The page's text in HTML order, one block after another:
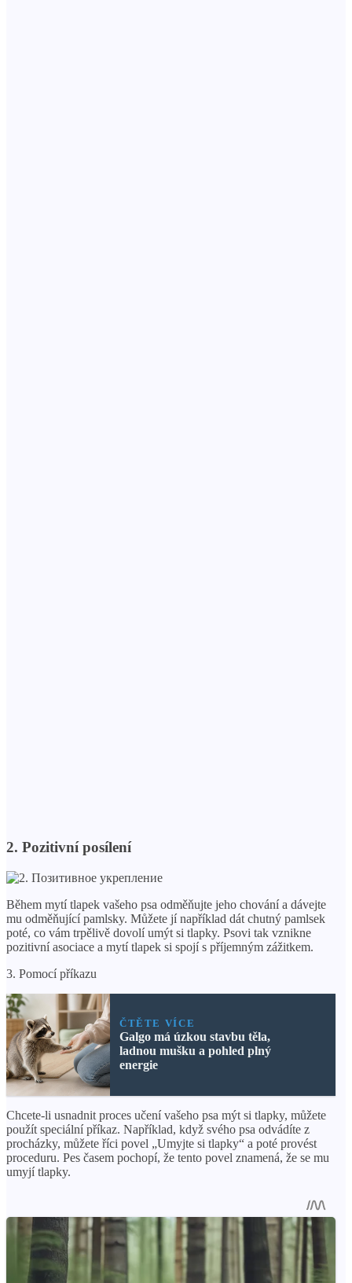
2. Pozitivní posílení
Během mytí tlapek vašeho psa odměňujte jeho chování a dávejte
mu odměňující pamlsky. Můžete jí například dát chutný pamlsek
poté, co vám trpělivě dovolí umýt si tlapky. Psovi tak vznikne
pozitivní asociace a mytí tlapek si spojí s příjemným zážitkem.
3. Pomocí příkazu
ČTĚTE VÍCE
Galgo má úzkou stavbu těla,
ladnou mušku a pohled plný
energie
Chcete-li usnadnit proces učení vašeho psa mýt si tlapky, můžete
použít speciální příkaz. Například, když svého psa odvádíte z
procházky, můžete říci povel „Umyjte si tlapky“ a poté provést
proceduru. Pes časem pochopí, že tento povel znamená, že se mu
umyjí tlapky.